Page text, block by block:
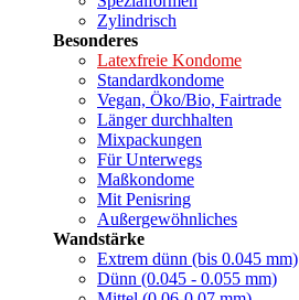
Zylindrisch
Besonderes
Latexfreie Kondome
Standardkondome
Vegan, Öko/Bio, Fairtrade
Länger durchhalten
Mixpackungen
Für Unterwegs
Maßkondome
Mit Penisring
Außergewöhnliches
Wandstärke
Extrem dünn (bis 0.045 mm)
Dünn (0.045 - 0.055 mm)